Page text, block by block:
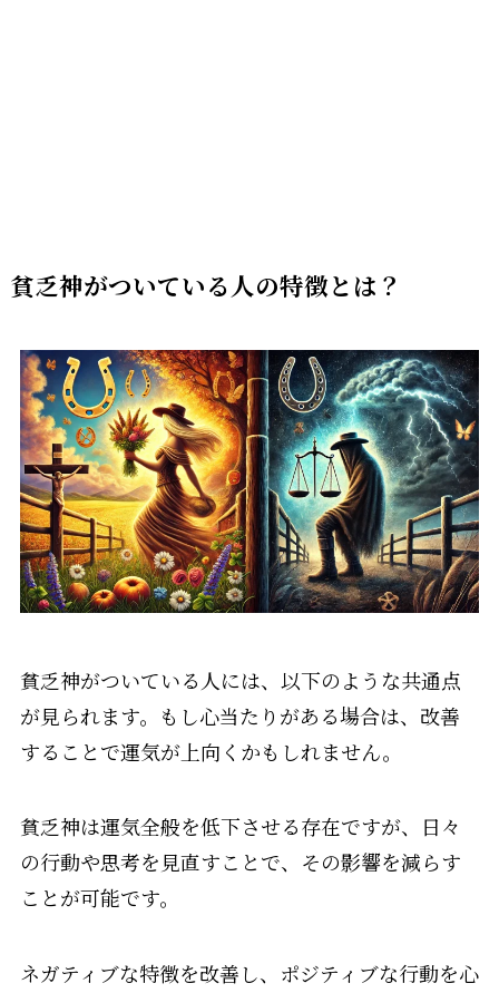
貧乏神がついている人の特徴とは？
貧乏神がついている人には、以下のような共通点
が見られます。もし心当たりがある場合は、改善
することで運気が上向くかもしれません。
貧乏神は運気全般を低下させる存在ですが、日々
の行動や思考を見直すことで、その影響を減らす
ことが可能です。
ネガティブな特徴を改善し、ポジティブな行動を心